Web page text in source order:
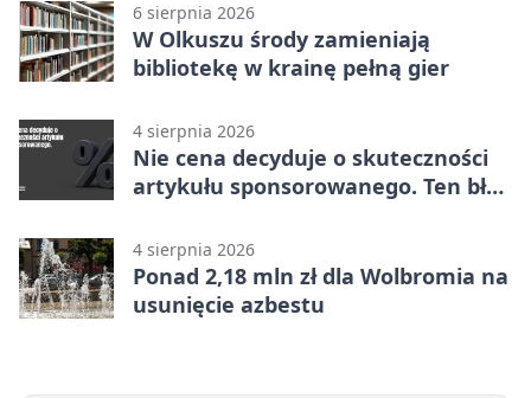
6 sierpnia 2026
W Olkuszu środy zamieniają
bibliotekę w krainę pełną gier
4 sierpnia 2026
Nie cena decyduje o skuteczności
artykułu sponsorowanego. Ten błąd
4 sierpnia 2026
Ponad 2,18 mln zł dla Wolbromia na
usunięcie azbestu